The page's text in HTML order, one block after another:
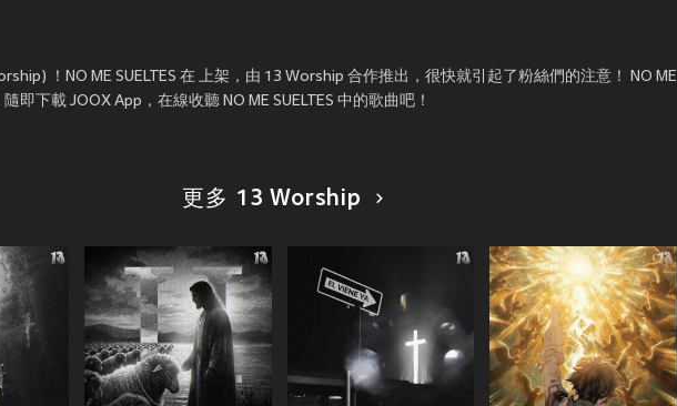
！NO ME SUELTES 在 上架，由 13 Worship 合作推出，很快就引起了粉絲們的注意！ NO ME
即下載 JOOX App，在線收聽 NO ME SUELTES 中的歌曲吧！
更多 13 Worship